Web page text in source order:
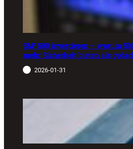
S&P 500 investieren – warum
mehr Sicherheit bieten als
2026-01-31